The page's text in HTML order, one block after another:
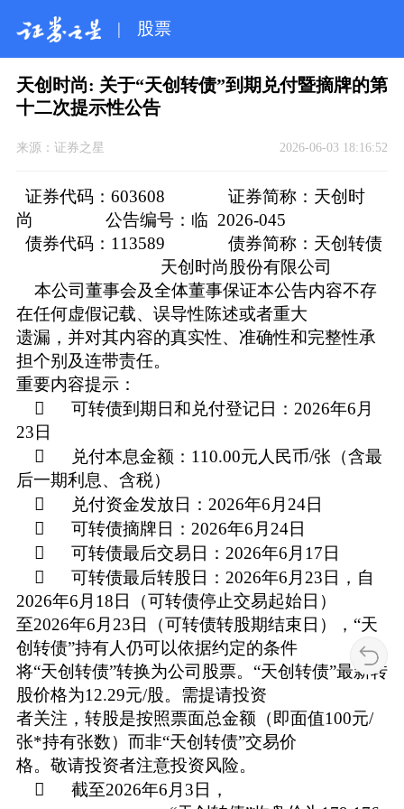
| 股票
天创时尚: 关于“天创转债”到期兑付暨摘牌的第
十二次提示性公告
来源： 证券之星 2026-06-03 18:16:52
证券代码：603608 证券简称：天创时
尚 公告编号：临 2026-045
债券代码：113589 债券简称：天创转债
天创时尚股份有限公司
本公司董事会及全体董事保证本公告内容不存
在任何虚假记载、误导性陈述或者重大
遗漏，并对其内容的真实性、准确性和完整性承
担个别及连带责任。
重要内容提示：
 可转债到期日和兑付登记日：2026年6月
23日
 兑付本息金额：110.00元人民币/张（含最
后一期利息、含税）
 兑付资金发放日：2026年6月24日
 可转债摘牌日：2026年6月24日
 可转债最后交易日：2026年6月17日
 可转债最后转股日：2026年6月23日，自
2026年6月18日（可转债停止交易起始日）
至2026年6月23日（可转债转股期结束日），“天
创转债”持有人仍可以依据约定的条件
将“天创转债”转换为公司股票。“天创转债”最新转
股价格为12.29元/股。需提请投资
者关注，转股是按照票面总金额（即面值100元/
张*持有张数）而非“天创转债”交易价
格。敬请投资者注意投资风险。
 截至2026年6月3日，